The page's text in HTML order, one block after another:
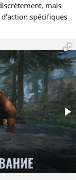
mais
spécifiques